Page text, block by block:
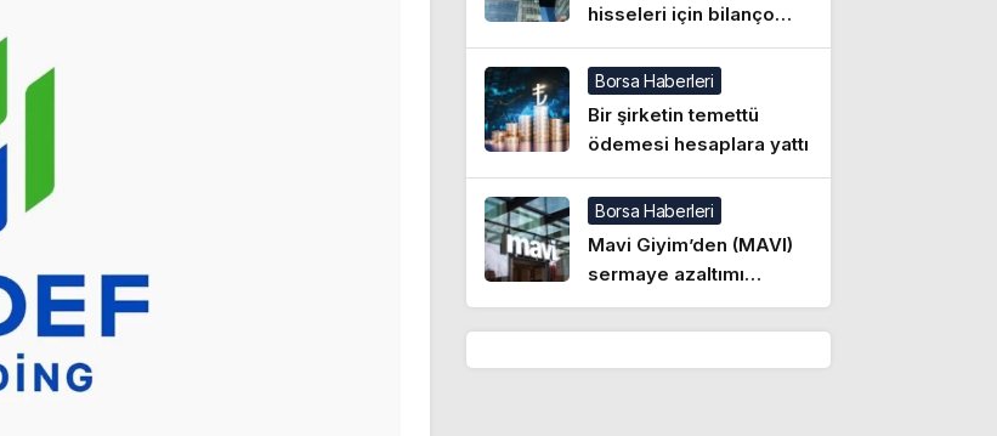
hisseleri için bilanço
sonrası 8 yeni hedef
fiyat açıklandı
Borsa Haberleri
Bir şirketin temettü
ödemesi hesaplara yattı
Borsa Haberleri
Mavi Giyim’den (MAVI)
sermaye azaltımı
başvurusu